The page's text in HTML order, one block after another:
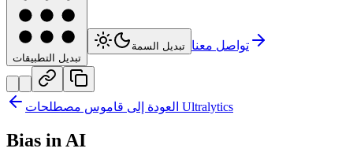
تبديل التطبيقات
تبديل السمة تواصل معنا
العودة إلى قاموس مصطلحات Ultralytics
Bias in AI